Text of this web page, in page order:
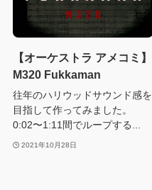
【オーケストラ アメコミ】
M320 Fukkaman
往年のハリウッドサウンド感を
目指して作ってみました。
0:02〜1:11間でループする...
2021年10月28日